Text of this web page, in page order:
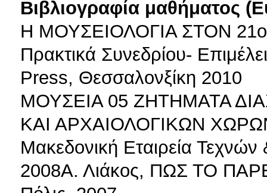
Βιβλιογραφία μαθήματος
Η ΜΟΥΣΕΙΟΛΟΓΙΑ ΣΤΟΝ
Πρακτικά Συνεδρίου-
Press, Θεσσαλονξίκη 2010
ΜΟΥΣΕΙΑ 05 ΖΗΤΗΜΑΤΑ
ΚΑΙ ΑΡΧΑΙΟΛΟΓΙΚΩΝ ΧΩΡΩΝ,
Μακεδονική Εταιρεία
2008Α. Λιάκος, ΠΩΣ ΤΟ